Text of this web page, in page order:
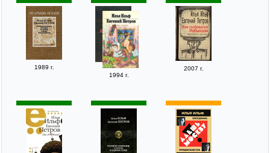
1989 г.
1994 г.
2007 г.